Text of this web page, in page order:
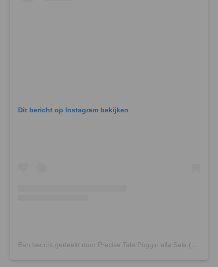
Dit bericht op Instagram bekijken
Een bericht gedeeld door Precise Tale Poggio alla Sala (@precisetale_poggioallasala)